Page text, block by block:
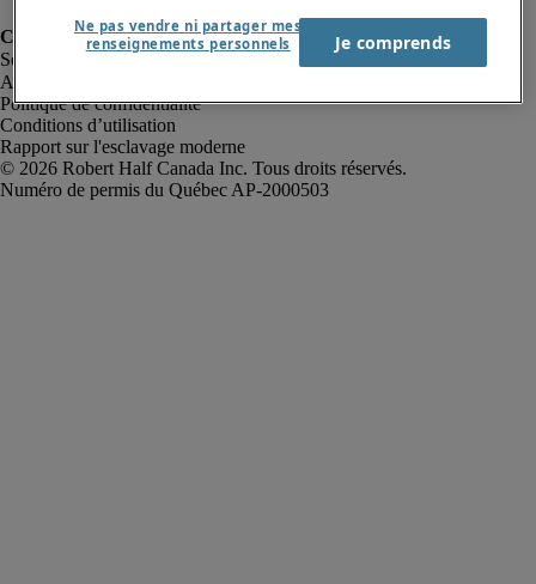
Alerte à la fraude
Politique de confidentialité
Conditions d’utilisation
Rapport sur l'esclavage moderne
Robert Half Canada Inc. Tous droits réservés.
Ne pas vendre ni partager mes
renseignements personnels
Je comprends